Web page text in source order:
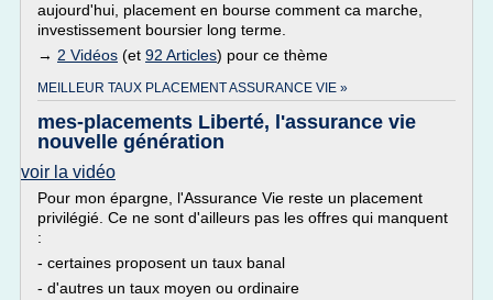
aujourd'hui, placement en bourse comment ca marche,
investissement boursier long terme.
→ 2 Vidéos (et 92 Articles) pour ce thème
MEILLEUR TAUX PLACEMENT ASSURANCE VIE »
mes-placements Liberté, l'assurance vie
nouvelle génération
voir la vidéo
Pour mon épargne, l'Assurance Vie reste un placement
privilégié. Ce ne sont d'ailleurs pas les offres qui manquent
:
- certaines proposent un taux banal
- d'autres un taux moyen ou ordinaire